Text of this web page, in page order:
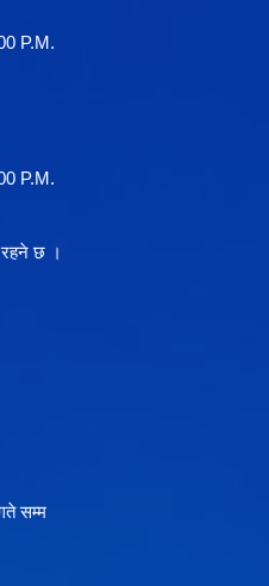
P.M.
P.M.
रहने छ ।
सम्म